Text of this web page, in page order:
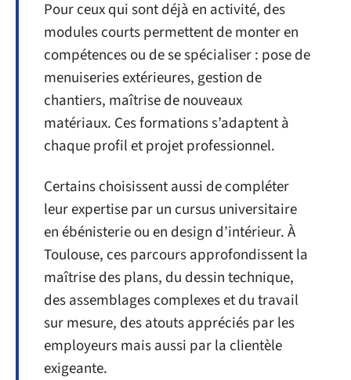
Pour ceux qui sont déjà en activité, des
modules courts permettent de monter en
compétences ou de se spécialiser : pose de
menuiseries extérieures, gestion de
chantiers, maîtrise de nouveaux
matériaux. Ces formations s’adaptent à
chaque profil et projet professionnel.
Certains choisissent aussi de compléter
leur expertise par un cursus universitaire
en ébénisterie ou en design d’intérieur. À
Toulouse, ces parcours approfondissent la
maîtrise des plans, du dessin technique,
des assemblages complexes et du travail
sur mesure, des atouts appréciés par les
employeurs mais aussi par la clientèle
exigeante.